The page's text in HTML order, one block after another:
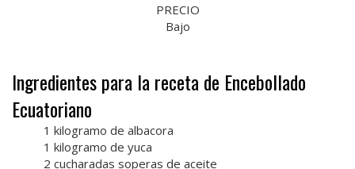
PRECIO
Bajo
Ingredientes para la receta de Encebollado
Ecuatoriano
1 kilogramo de albacora
1 kilogramo de yuca
2 cucharadas soperas de aceite